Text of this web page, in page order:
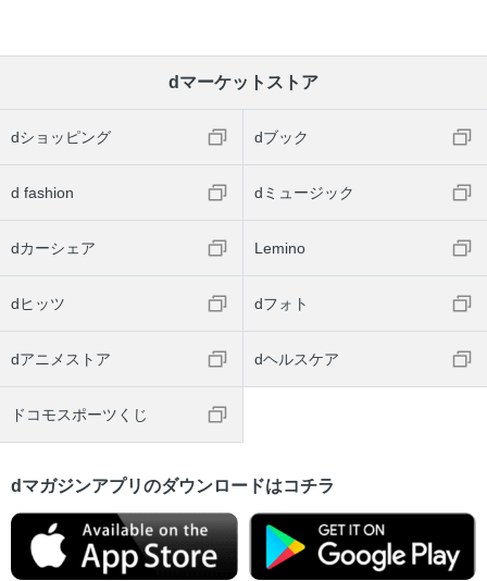
dマーケットストア
dショッピング dブック
d fashion dミュージック
dカーシェア Lemino
dヒッツ dフォト
dアニメストア dヘルスケア
ドコモスポーツくじ
dマガジンアプリのダウンロードはコチラ